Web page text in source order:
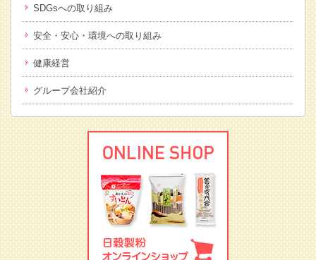
SDGsへの取り組み
安全・安心・環境への取り組み
健康経営
グループ会社紹介